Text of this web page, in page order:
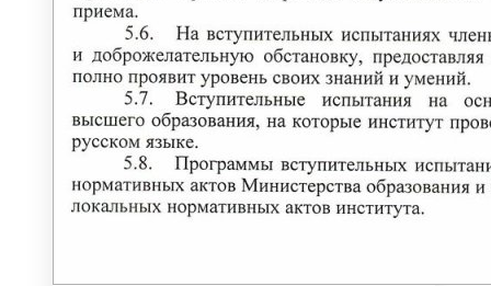
Информация для иностранных
студентов
ПАРТНЕРЫ
НАУКА И ОБРАЗОВАНИЕ ПРОТИВ
ТЕРРОРА
ПРОТИВОДЕЙСТВИЕ КОРРУПЦИИ И
ТЕРРОРУ